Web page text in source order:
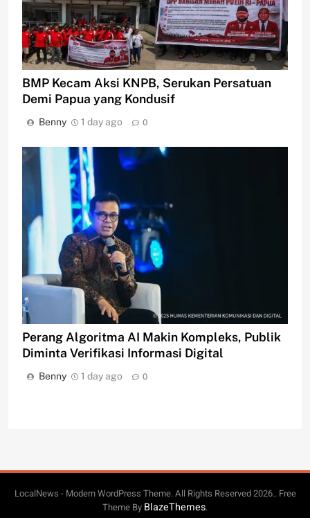
BMP Kecam Aksi KNPB, Serukan Persatuan
Demi Papua yang Kondusif
Benny 1 day ago 0
Perang Algoritma AI Makin Kompleks, Publik
Diminta Verifikasi Informasi Digital
Benny 1 day ago 0
LocalNews - Modern WordPress Theme. All Rights Reserved 2026.. Free
Theme By BlazeThemes.